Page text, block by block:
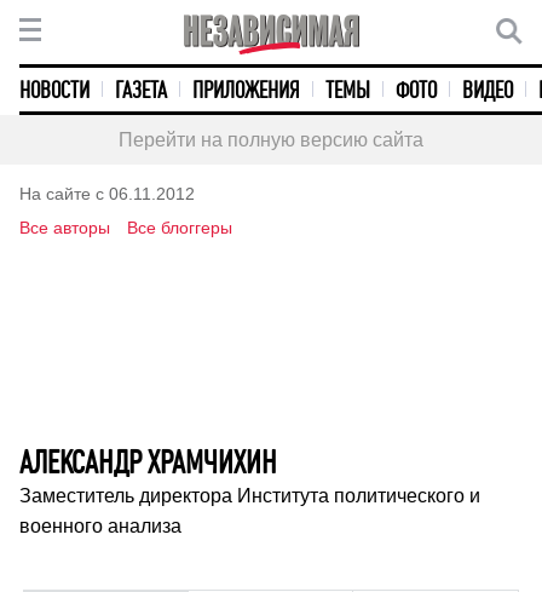
НОВОСТИ ГАЗЕТА ПРИЛОЖЕНИЯ ТЕМЫ ФОТО ВИДЕО
Перейти на полную версию сайта
На сайте с 06.11.2012
Все авторы
Все блоггеры
АЛЕКСАНДР ХРАМЧИХИН
Заместитель директора Института политического и
военного анализа